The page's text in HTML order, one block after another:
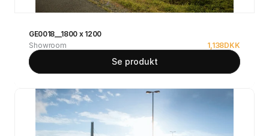
GE0018__1800 x 1200
Showroom
1,138DKK
Se produkt